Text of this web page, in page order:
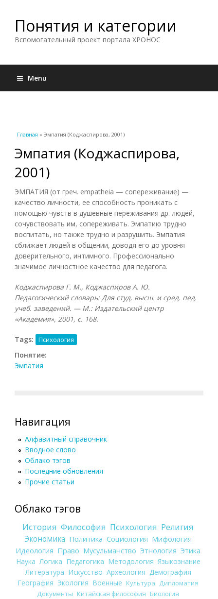
Понятия и категории
Вспомогательный проект портала ХРОНОС
Menu
Вы здесь
Главная » Эмпатия (Коджаспирова, 2001)
Эмпатия (Коджаспирова,
2001)
ЭМПАТИЯ (от греч. empatheia — сопереживание) —
качество личности, ее способность проникать с
помощью чувств в душевные переживания др. людей,
сочувствовать им, сопереживать. Эмпатию трудно
воспитать, но также трудно и разрушить. Эмпатия
сближает людей в общении, доводя его до уровня
доверительного, интимного. Профессионально
значимое личностное качество для педагога.
Коджаспирова Г. М., Коджаспиров А. Ю.
Педагогический словарь: Для студ. высш. и сред. пед.
учеб. заведений. — М.: Издательский центр
«Академия», 2001, с. 168.
Tags: Психология
Понятие:
Эмпатия
Навигация
Алфавитный справочник
Вводное слово
Облако тэгов
Последние обновления
Прочие статьи
Облако тэгов
История Философия Психология Религия
Экономика Политика Социология Мифология
Идеология Право Мусульманство Этнология Этика
Наука Логика Педагогика Методология Языкознание
Литература Искусство Археология Демография
География Экология Военные Культура
Дипломатия
Документы Китайская философия Биология